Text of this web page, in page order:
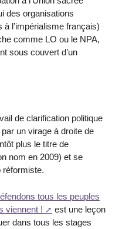
des organisations
l’impérialisme français)
comme LO ou le NPA,
sous couvert d’un
de clarification politique
un virage à droite de
plus le titre de
nom en 2009) et se
réformiste.
tous les peuples
viennent !
est une leçon
dans tous les stages